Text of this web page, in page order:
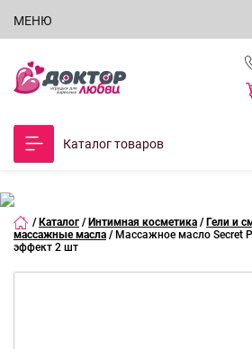
МЕНЮ
Каталог товаров
/ Каталог / Интимная косметика / Гели и
массажные масла / Массажное масло Secret
эффект 2 шт